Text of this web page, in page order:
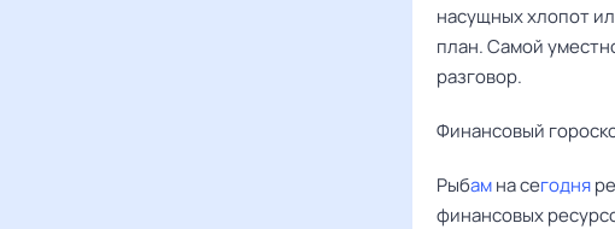
насущных хлопот
план. Самой
разговор.
Финансовый
Рыбамна сегодня
финансовых